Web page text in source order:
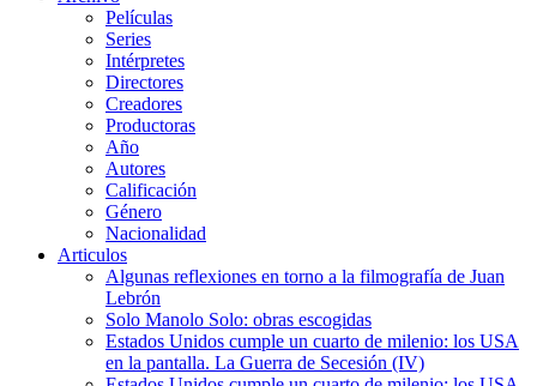
Películas
Series
Intérpretes
Directores
Creadores
Productoras
Año
Autores
Calificación
Género
Nacionalidad
Articulos
Algunas reflexiones en torno a la filmografía de Juan
Lebrón
Solo Manolo Solo: obras escogidas
Estados Unidos cumple un cuarto de milenio: los USA
en la pantalla. La Guerra de Secesión (IV)